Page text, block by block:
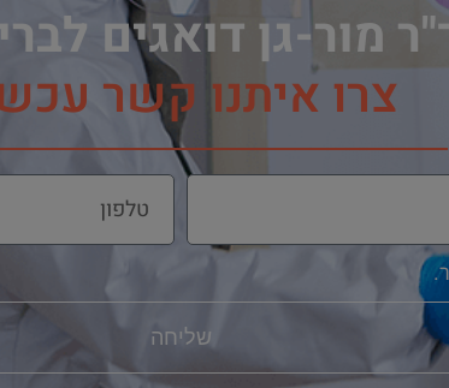
מור-גן דואגים
צרו איתנו קשר
שליחה